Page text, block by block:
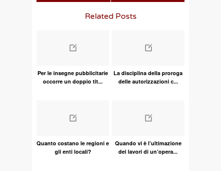
Related Posts
Per le insegne pubblicitarie
occorre un doppio tit...
La disciplina della proroga
delle autorizzazioni c...
Quanto costano le regioni e
gli enti locali?
Quando vi è l’ultimazione
dei lavori di un’opera...